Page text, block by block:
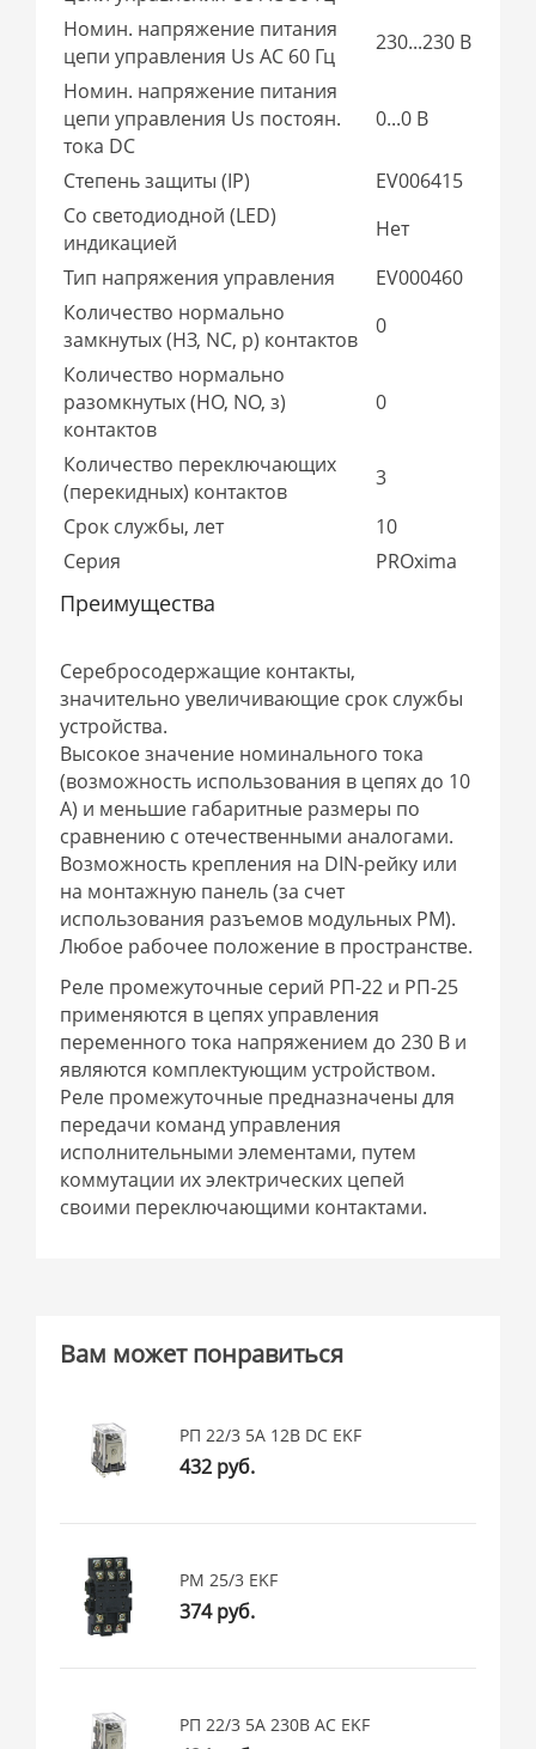
Номин. напряжение питания
цепи управления Us AC 60 Гц
230...230 В
Номин. напряжение питания
цепи управления Us постоян.
тока DC
0...0 В
Степень защиты (IP)
EV006415
Со светодиодной (LED)
индикацией
Нет
Тип напряжения управления
EV000460
Количество нормально
замкнутых (НЗ, NC, р) контактов
0
Количество нормально
разомкнутых (НО, NO, з)
контактов
0
Количество переключающих
(перекидных) контактов
3
Срок службы, лет
10
Серия
PROxima
Преимущества
Серебросодержащие контакты,
значительно увеличивающие срок службы
устройства.
Высокое значение номинального тока
(возможность использования в цепях до 10
А) и меньшие габаритные размеры по
сравнению с отечественными аналогами.
Возможность крепления на DIN-рейку или
на монтажную панель (за счет
использования разъемов модульных РМ).
Любое рабочее положение в пространстве.
Реле промежуточные серий РП-22 и РП-25
применяются в цепях управления
переменного тока напряжением до 230 В и
являются комплектующим устройством.
Реле промежуточные предназначены для
передачи команд управления
исполнительными элементами, путем
коммутации их электрических цепей
своими переключающими контактами.
Вам может понравиться
РП 22/3 5А 12В DС EKF
432 руб.
РМ 25/3 EKF
374 руб.
РП 22/3 5А 230В АС EKF